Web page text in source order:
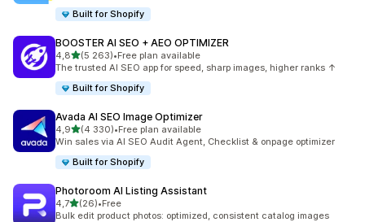
Built for Shopify
BOOSTER AI SEO + AEO OPTIMIZER
4,8na 5 gwiazdek
(5 263)
Łączna liczba recenzji: 5263
•Free plan available
The trusted AI SEO app for speed, sharp images, higher ranks ↑
Built for Shopify
Avada AI SEO Image Optimizer
4,9na 5 gwiazdek
(4 330)
Łączna liczba recenzji: 4330
•Free plan available
Win sales via AI SEO Audit Agent, Checklist & onpage optimizer
Built for Shopify
Photoroom AI Listing Assistant
4,7na 5 gwiazdek
(26)
Łączna liczba recenzji: 26
•Free
Bulk edit product photos: optimized, consistent catalog images